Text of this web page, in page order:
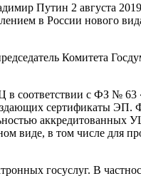
Путин 2 августа 2019
в России нового
Комитета
в соответствии с ФЗ №
сертификаты ЭП.
виде, в том числе для
госуслуг. В